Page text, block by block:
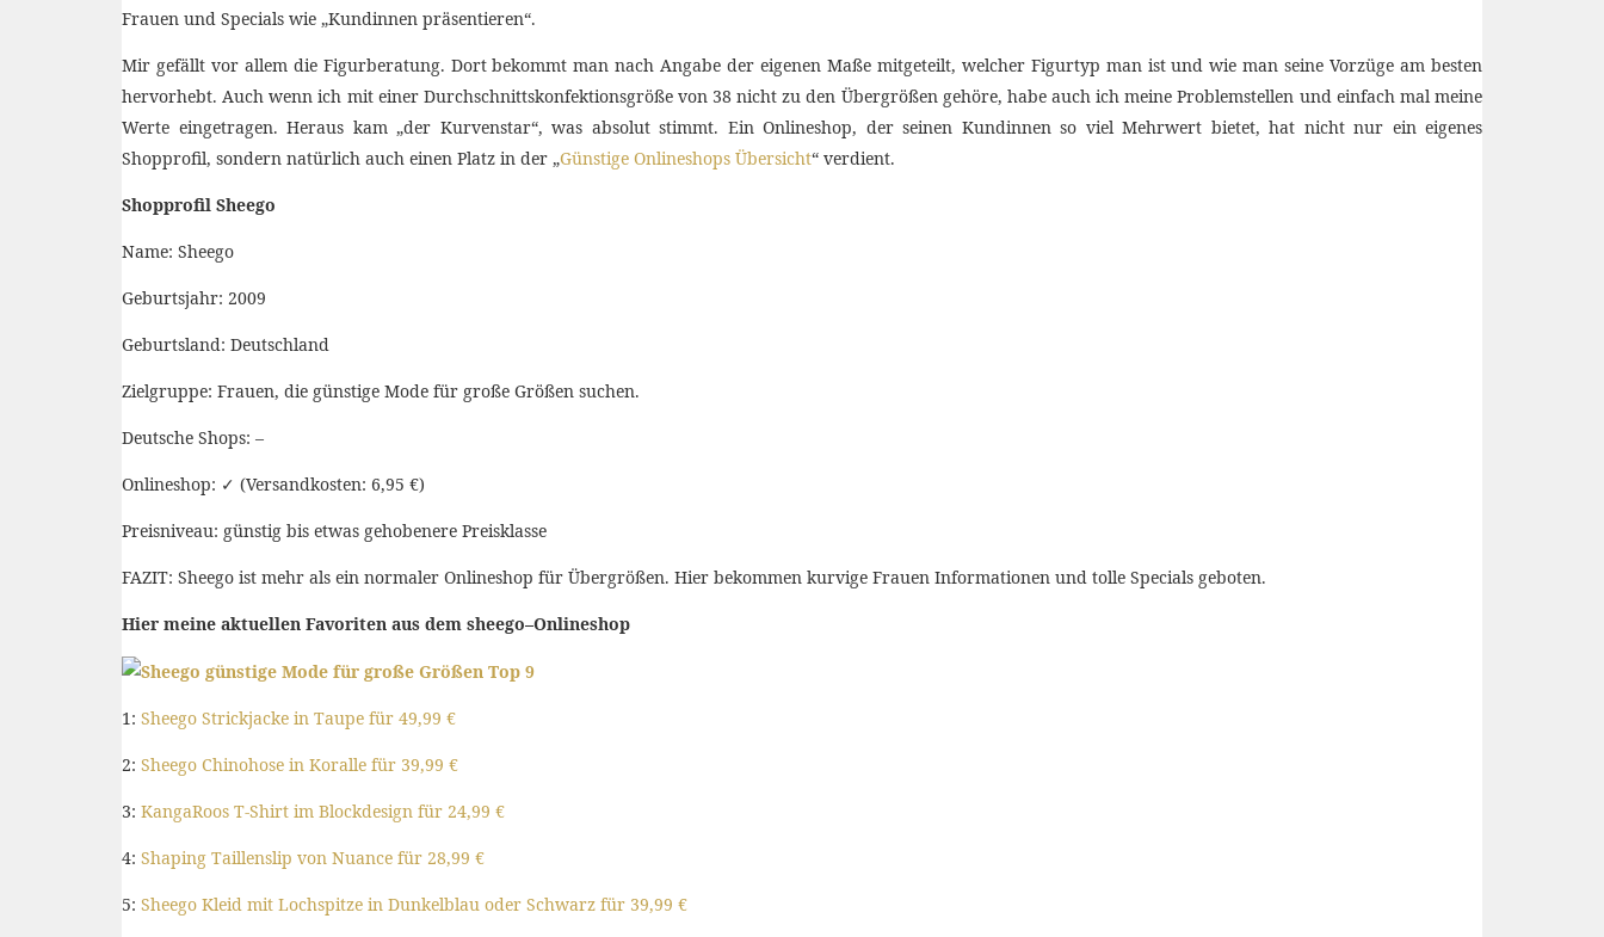
Frauen und Specials wie „Kundinnen präsentieren“.
Mir gefällt vor allem die Figurberatung. Dort bekommt man nach Angabe der eigenen Maße mitgeteilt, welcher Figurtyp man ist und wie man seine Vorzüge am besten
hervorhebt. Auch wenn ich mit einer Durchschnittskonfektionsgröße von 38 nicht zu den Übergrößen gehöre, habe auch ich meine Problemstellen und einfach mal meine
Werte eingetragen. Heraus kam „der Kurvenstar“, was absolut stimmt. Ein Onlineshop, der seinen Kundinnen so viel Mehrwert bietet, hat nicht nur ein eigenes
Shopprofil, sondern natürlich auch einen Platz in der „Günstige Onlineshops Übersicht“ verdient.
Shopprofil Sheego
Name: Sheego
Geburtsjahr: 2009
Geburtsland: Deutschland
Zielgruppe: Frauen, die günstige Mode für große Größen suchen.
Deutsche Shops: –
Onlineshop: ✓ (Versandkosten: 6,95 €)
Preisniveau: günstig bis etwas gehobenere Preisklasse
FAZIT: Sheego ist mehr als ein normaler Onlineshop für Übergrößen. Hier bekommen kurvige Frauen Informationen und tolle Specials geboten.
Hier meine aktuellen Favoriten aus dem sheego–Onlineshop
1: Sheego Strickjacke in Taupe für 49,99 €
2: Sheego Chinohose in Koralle für 39,99 €
3: KangaRoos T-Shirt im Blockdesign für 24,99 €
4: Shaping Taillenslip von Nuance für 28,99 €
5: Sheego Kleid mit Lochspitze in Dunkelblau oder Schwarz für 39,99 €